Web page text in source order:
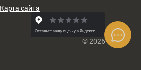
Карта сайта
© 2026